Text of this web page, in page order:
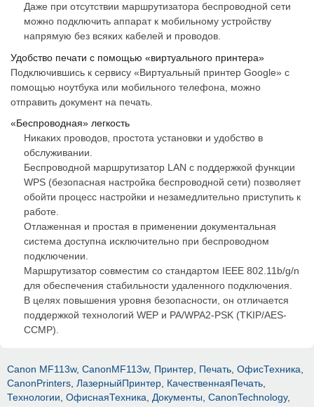
Даже при отсутствии маршрутизатора беспроводной сети
можно подключить аппарат к мобильному устройству
напрямую без всяких кабелей и проводов.
Удобство печати с помощью «виртуального принтера»
Подключившись к сервису «Виртуальный принтер Google» с
помощью ноутбука или мобильного телефона, можно
отправить документ на печать.
«Беспроводная» легкость
Никаких проводов, простота установки и удобство в
обслуживании.
Беспроводной маршрутизатор LAN с поддержкой функции
WPS (безопасная настройка беспроводной сети) позволяет
обойти процесс настройки и незамедлительно приступить к
работе.
Отлаженная и простая в применении документальная
система доступна исключительно при беспроводном
подключении.
Маршрутизатор совместим со стандартом IEEE 802.11b/g/n
для обеспечения стабильности удаленного подключения.
В целях повышения уровня безопасности, он отличается
поддержкой технологий WEP и PA/WPA2-PSK (TKIP/AES-
CCMP).
Canon MF113w, CanonMF113w, Принтер, Печать, ОфисТехника,
CanonPrinters, ЛазерныйПринтер, КачественнаяПечать,
Технологии, ОфиснаяТехника, Документы, CanonTechnology,